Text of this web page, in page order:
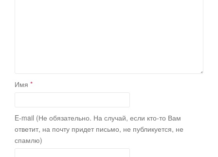
Имя *
E-mail (Не обязательно. На случай, если кто-то Вам
ответит, на почту придет письмо, не публикуется, не
спамлю)